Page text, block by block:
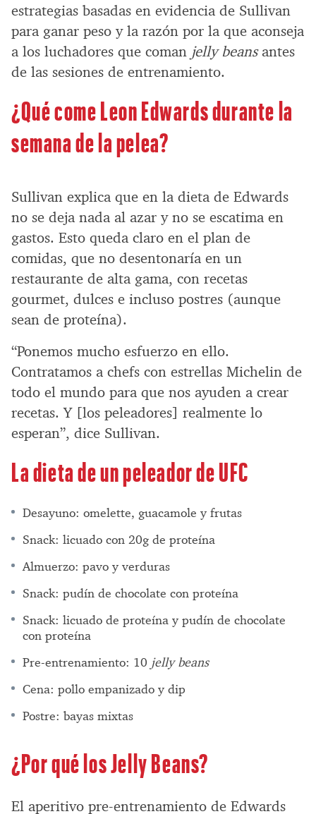
estrategias basadas en evidencia de Sullivan
para ganar peso y la razón por la que aconseja
a los luchadores que coman jelly beansantes
de las sesiones de entrenamiento.
¿Qué come Leon Edwards durante la
semana de la pelea?
Sullivan explica que en la dieta de Edwards
no se deja nada al azar y no se escatima en
gastos. Esto queda claro en el plan de
comidas, que no desentonaría en un
restaurante de alta gama, con recetas
gourmet, dulces e incluso postres (aunque
sean de proteína).
“Ponemos mucho esfuerzo en ello.
Contratamos a chefs con estrellas Michelin de
todo el mundo para que nos ayuden a crear
recetas. Y [los peleadores] realmente lo
esperan”, dice Sullivan.
La dieta de un peleador de UFC
Desayuno: omelette, guacamole y frutas
Snack: licuado con 20g de proteína
Almuerzo: pavo y verduras
Snack: pudín de chocolate con proteína
Snack: licuado de proteína y pudín de chocolate
con proteína
Pre-entrenamiento: 10 jelly beans
Cena: pollo empanizado y dip
Postre: bayas mixtas
¿Por qué los Jelly Beans?
El aperitivo pre-entrenamiento de Edwards